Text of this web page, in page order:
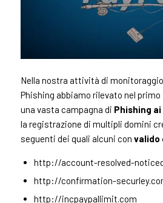
Nella nostra attività di
Phishing abbiamo rilevato nel primo
una vasta campagna di Phishing
la registrazione di multipli domini
seguenti dei quali alcuni con valido
http://account-resolved-
http://confirmation-
http://incpaypallimit.com